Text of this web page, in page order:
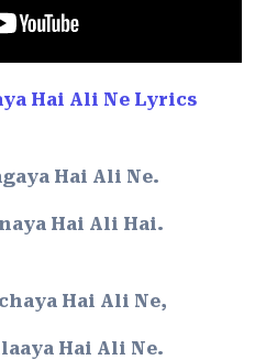
Hai Ali Ne Lyrics
Hai Ali Ne.
Hai Ali Hai.
Hai Ali Ne,
Hai Ali Ne.